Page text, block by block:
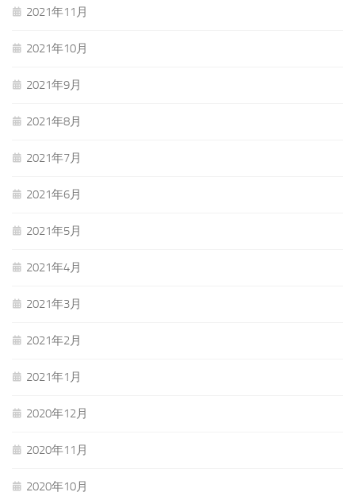
2021年11月
2021年10月
2021年9月
2021年8月
2021年7月
2021年6月
2021年5月
2021年4月
2021年3月
2021年2月
2021年1月
2020年12月
2020年11月
2020年10月